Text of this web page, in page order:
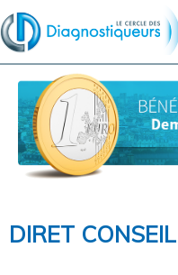
DIRET CONSEIL